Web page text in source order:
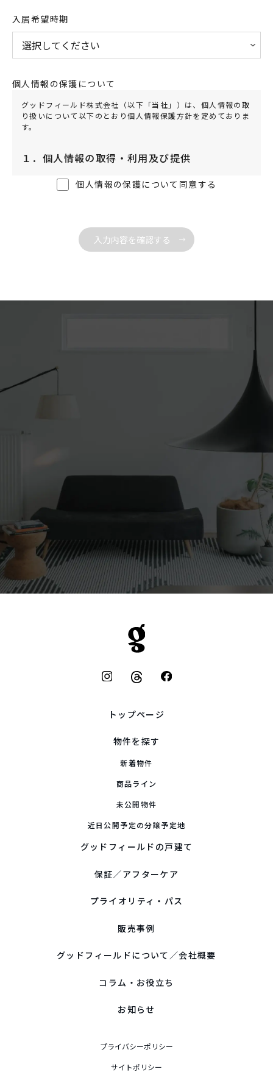
入居希望時期
個人情報の保護について
グッドフィールド株式会社（以下「当社」）は、個人情報の取
り扱いについて以下のとおり個人情報保護方針を定めておりま
す。
１．個人情報の取得・利用及び提供
当社は、個人情報を取得する際は、利用目的を明確にし、適法
かつ公正な方法で取得するものとし、利用目的の範囲を超えて
２．法令等の遵守
当社は、個人情報の取り扱いに関する法令、国が定める指針、
報保護のための安全対策を実施し、個人情報の漏えい、滅失又
はき損の防止に努めます。
また、安全対策は定期的に見直し、必要となる安全管理措置を
講じます。
４．個人情報の第三者への提供
当社は、法令等による場合を除き、本人の同意を得ずに個人情
報を第三者に提供することはありません。
５．個人情報取り扱いの委託
当社は、業務運営上、業務の一部を外部に委託することがあり
その際に業務委託先に個人情報を預けることがあります。
を選定し、委託先に対する管理・監督を徹底します。
６．個人情報に関するお客様の権利
当社では、個人情報に関する利用目的の通知又は開示、訂正・
（以下併せて「開示等」といいます。）のお申し出があったと
本人又は第三者の生命、身体又は財産その他の権利・利益を
害するおそれがある場合。
当社の適正な業務に著しい支障を及ぼすおそれがある場合。
７．クッキーの使用について
皆様にサービスをご利用いただく際の利便性向上を目的として
すが、クッキーを利用したサービスが制限される場合がありま
個人情報の保護について同意する
トップページ
物件を探す
新着物件
商品ライン
未公開物件
近日公開予定の分譲予定地
グッドフィールドの戸建て
保証／アフターケア
プライオリティ・パス
販売事例
グッドフィールドについて／会社概要
コラム・お役立ち
お知らせ
プライバシーポリシー
サイトポリシー